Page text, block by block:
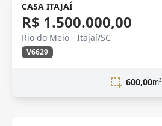
CASA ITAJAÍ
R$ 1.500.000,00
Rio do Meio - Itajaí/SC
V6629
600,00m²